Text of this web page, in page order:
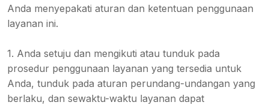
Anda menyepakati aturan dan ketentuan penggunaan
layanan ini.
1. Anda setuju dan mengikuti atau tunduk pada
prosedur penggunaan layanan yang tersedia untuk
Anda, tunduk pada aturan perundang-undangan yang
berlaku, dan sewaktu-waktu layanan dapat